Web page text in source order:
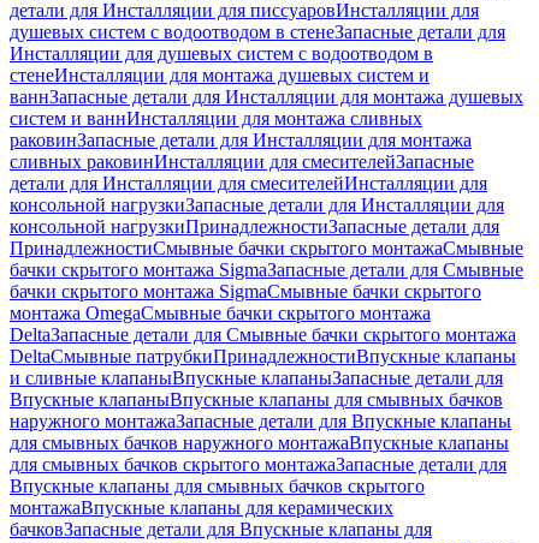
детали для Инсталляции для писсуаровИнсталляции для
душевых систем с водоотводом в стенеЗапасные детали для
Инсталляции для душевых систем с водоотводом в
стенеИнсталляции для монтажа душевых систем и
ваннЗапасные детали для Инсталляции для монтажа душевых
систем и ваннИнсталляции для монтажа сливных
раковинЗапасные детали для Инсталляции для монтажа
сливных раковинИнсталляции для смесителейЗапасные
детали для Инсталляции для смесителейИнсталляции для
консольной нагрузкиЗапасные детали для Инсталляции для
консольной нагрузкиПринадлежностиЗапасные детали для
ПринадлежностиСмывные бачки скрытого монтажаСмывные
бачки скрытого монтажа SigmaЗапасные детали для Смывные
бачки скрытого монтажа SigmaСмывные бачки скрытого
монтажа OmegaСмывные бачки скрытого монтажа
DeltaЗапасные детали для Смывные бачки скрытого монтажа
DeltaСмывные патрубкиПринадлежностиВпускные клапаны
и сливные клапаныВпускные клапаныЗапасные детали для
Впускные клапаныВпускные клапаны для смывных бачков
наружного монтажаЗапасные детали для Впускные клапаны
для смывных бачков наружного монтажаВпускные клапаны
для смывных бачков скрытого монтажаЗапасные детали для
Впускные клапаны для смывных бачков скрытого
монтажаВпускные клапаны для керамических
бачковЗапасные детали для Впускные клапаны для